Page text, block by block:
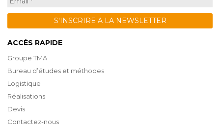
ACCÈS RAPIDE
Groupe TMA
Bureau d’études et méthodes
Logistique
Réalisations
Devis
Contactez-nous